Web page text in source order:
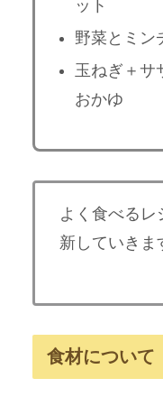
ット
野菜とミン
玉ねぎ＋サ
おかゆ
よく食べるレ
新していきま
食材について